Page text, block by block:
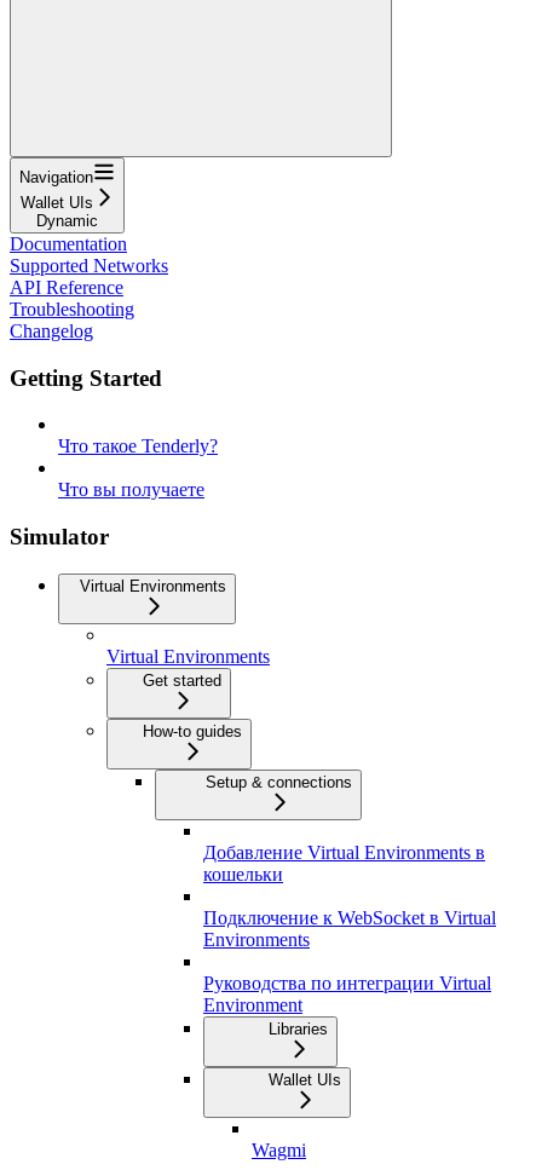
Navigation
Wallet UIs
Dynamic
Documentation
Supported Networks
API Reference
Troubleshooting
Changelog
Getting Started
Что такое Tenderly?
Что вы получаете
Simulator
Virtual Environments
Virtual Environments
Get started
How-to guides
Setup & connections
Добавление Virtual Environments в
кошельки
Подключение к WebSocket в Virtual
Environments
Руководства по интеграции Virtual
Environment
Libraries
Wallet UIs
Wagmi